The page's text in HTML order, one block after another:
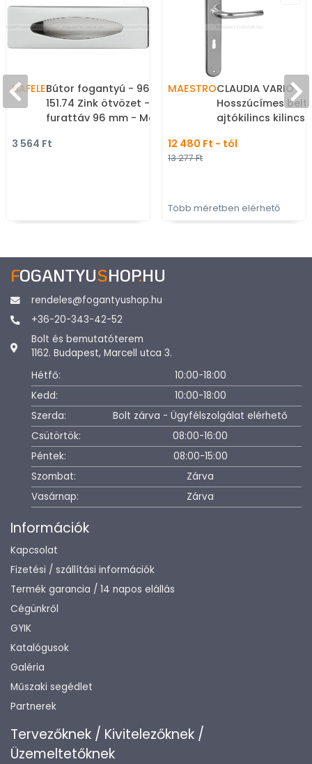
HAFELEBútor fogantyú - 96
151.74 Zink ötvözet -
furattáv 96 mm - Matt
ötvözet - Bútorajtó
3 564 Ft
MAESTROCLAUDIA VARIO
Hosszúcímes
ajtókilincs
Krómozott -
12 480 Ft - tól
13 277 Ft
Több méretben elérhető
FOGANTYUSHOP.HU
rendeles@fogantyushop.hu
+36-20-343-42-52
Bolt és bemutatóterem
1162. Budapest, Marcell utca 3.
Hétfő:
10:00-18:00
Kedd:
10:00-18:00
Szerda:
Bolt zárva - Ügyfélszolgálat elérhető
Csütörtök:
08:00-16:00
Péntek:
08:00-15:00
Szombat:
Zárva
Vasárnap:
Zárva
Információk
Kapcsolat
Fizetési / szállítási információk
Termék garancia / 14 napos elállás
Cégünkről
GYIK
Katalógusok
Galéria
Műszaki segédlet
Partnerek
Tervezőknek / Kivitelezőknek /
Üzemeltetőknek